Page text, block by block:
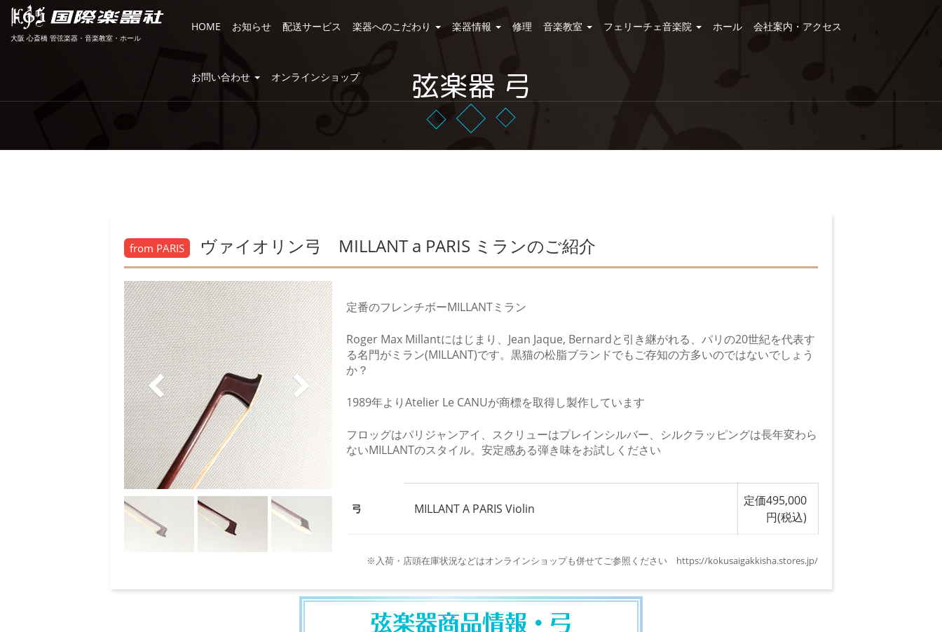
大阪 心斎橋 管弦楽器・音楽教室・ホール
HOME お知らせ 配送サービス 楽器へのこだわり 楽器情報 修理 音楽教室 フェリーチェ音楽院 ホール 会社案内・アクセス
お問い合わせ オンラインショップ 弦楽器 弓
from PARIS ヴァイオリン弓 MILLANT a PARIS ミランのご紹介
定番のフレンチボーMILLANTミラン
Roger Max Millantにはじまり、Jean Jaque, Bernardと引き継がれる、パリの20世紀を代表す
る名門がミラン(MILLANT)です。黒猫の松脂ブランドでもご存知の方多いのではないでしょう
か？
1989年よりAtelier Le CANUが商標を取得し製作しています
フロッグはパリジャンアイ、スクリューはプレインシルバー、シルクラッピングは長年変わら
ないMILLANTのスタイル。安定感ある弾き味をお試しください
弓 MILLANT A PARIS Violin
定価495,000
円(税込)
※入荷・店頭在庫状況などはオンラインショップも併せてご参照ください https://kokusaigakkisha.stores.jp/